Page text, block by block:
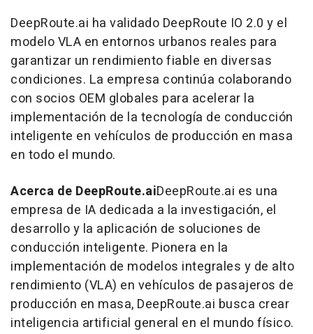
DeepRoute.ai ha validado DeepRoute IO 2.0 y el
modelo VLA en entornos urbanos reales para
garantizar un rendimiento fiable en diversas
condiciones. La empresa continúa colaborando
con socios OEM globales para acelerar la
implementación de la tecnología de conducción
inteligente en vehículos de producción en masa
en todo el mundo.
Acerca de DeepRoute.aiDeepRoute.ai es una
empresa de IA dedicada a la investigación, el
desarrollo y la aplicación de soluciones de
conducción inteligente. Pionera en la
implementación de modelos integrales y de alto
rendimiento (VLA) en vehículos de pasajeros de
producción en masa, DeepRoute.ai busca crear
inteligencia artificial general en el mundo físico.